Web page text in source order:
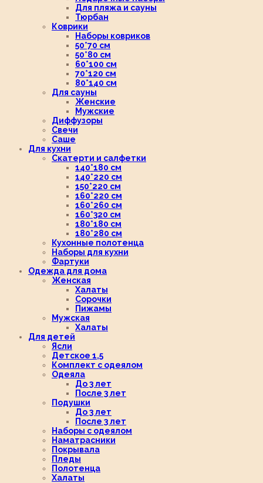
Для пляжа и сауны
Тюрбан
Коврики
Наборы ковриков
50*70 см
50*80 см
60*100 см
70*120 см
80*140 см
Для сауны
Женские
Мужские
Диффузоры
Свечи
Саше
Для кухни
Скатерти и салфетки
140*180 см
140*220 см
150*220 см
160*220 см
160*260 см
160*320 см
180*180 см
180*280 см
Кухонные полотенца
Наборы для кухни
Фартуки
Одежда для дома
Женская
Халаты
Сорочки
Пижамы
Мужская
Халаты
Для детей
Ясли
Детское 1,5
Комплект с одеялом
Одеяла
До 3 лет
После 3 лет
Подушки
До 3 лет
После 3 лет
Наборы с одеялом
Наматрасники
Покрывала
Пледы
Полотенца
Халаты